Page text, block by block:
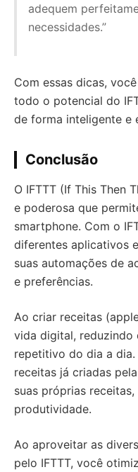
adequem
necessidades.”
Com essas dicas,
todo o potencial do
de forma inteligente e
Conclusão
O IFTTT (If This Then
e poderosa que
smartphone. Com o
diferentes aplicativos
suas automações de
e preferências.
Ao criar receitas
vida digital,
repetitivo do dia a
receitas já criadas
suas próprias
produtividade.
Ao aproveitar as
pelo IFTTT, você